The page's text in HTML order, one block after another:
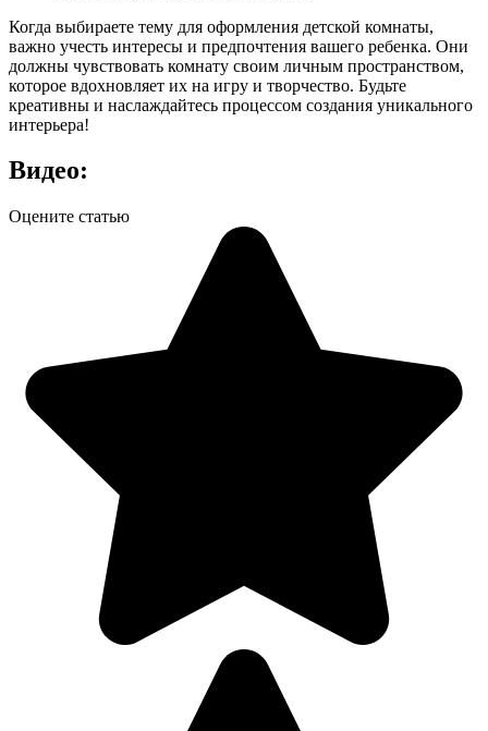
Когда выбираете тему для оформления детской комнаты,
важно учесть интересы и предпочтения вашего ребенка. Они
должны чувствовать комнату своим личным пространством,
которое вдохновляет их на игру и творчество. Будьте
креативны и наслаждайтесь процессом создания уникального
интерьера!
Видео:
Оцените статью